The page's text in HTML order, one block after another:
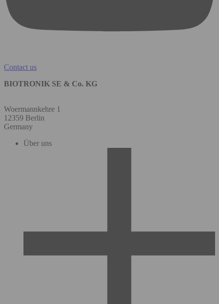
Contact us
BIOTRONIK SE & Co. KG
Woermannkehre 1
12359 Berlin
Germany
Über uns